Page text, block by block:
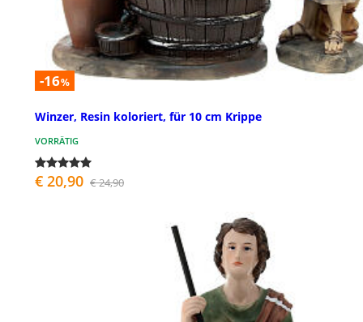
-16%
Winzer, Resin koloriert, für 10 cm Krippe
VORRÄTIG
€ 20,90 € 24,90